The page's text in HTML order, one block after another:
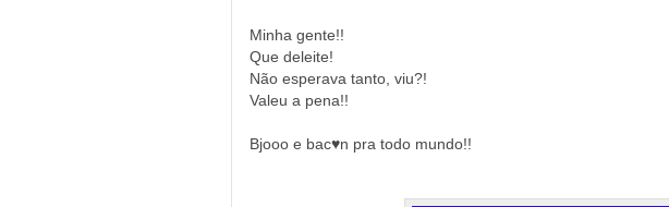
Minha gente!!
Que deleite!
Não esperava tanto, viu?!
Valeu a pena!!
Bjooo e bac♥n pra todo mundo!!